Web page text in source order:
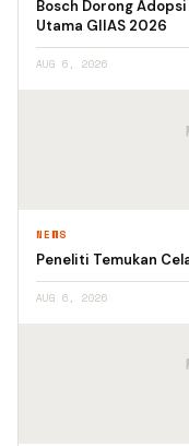
Bosch Dorong
Utama GIIAS 2026
AUG 6, 2026
NEWS
Peneliti Temukan
AUG 6, 2026